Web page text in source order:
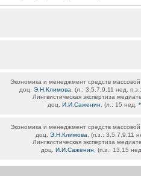
Экономика и менеджмент средств
доц. Э.Н.Климова , (л.: 3,5,7,9,11 нед.
Лингвистическая экспертиза
доц. И.И.Саженин , (л.: 15 нед. *
Экономика и менеджмент средств
доц. Э.Н.Климова , (п.з.: 3,5,7,9,11
Лингвистическая экспертиза
доц. И.И.Саженин , (п.з.: 13,15 нед.